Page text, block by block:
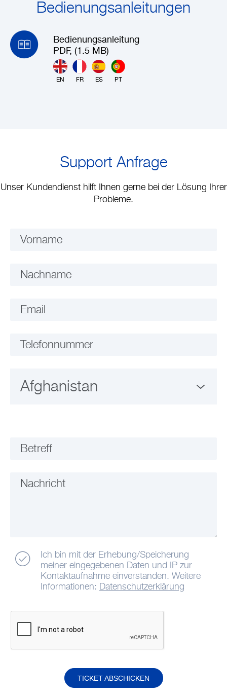
Bedienungsanleitungen
Bedienungsanleitung
PDF, (1.5 MB)
EN FR ES PT
Support Anfrage
Unser Kundendienst hilft Ihnen gerne bei der Lösung Ihrer
Probleme.
Vorname
Nachname
Email
Telefonnummer
Betreff
Nachricht
Ich bin mit der Erhebung/Speicherung
meiner eingegebenen Daten und IP zur
Kontaktaufnahme einverstanden. Weitere
Informationen: Datenschutzerklärung
TICKET ABSCHICKEN